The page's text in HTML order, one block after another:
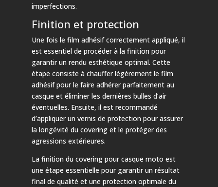
imperfections.
Finition et protection
Une fois le film adhésif correctement appliqué, il
est essentiel de procéder à la finition pour
garantir un rendu esthétique optimal. Cette
étape consiste à chauffer légèrement le film
adhésif pour le faire adhérer parfaitement au
casque et éliminer les dernières bulles d’air
éventuelles. Ensuite, il est recommandé
d’appliquer un vernis de protection pour assurer
la longévité du covering et le protéger des
agressions extérieures.
La finition du covering pour casque moto est
une étape essentielle pour garantir un résultat
final de qualité et une protection optimale du